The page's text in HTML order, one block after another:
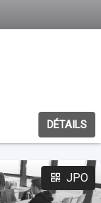
DÉTAILS
JPO